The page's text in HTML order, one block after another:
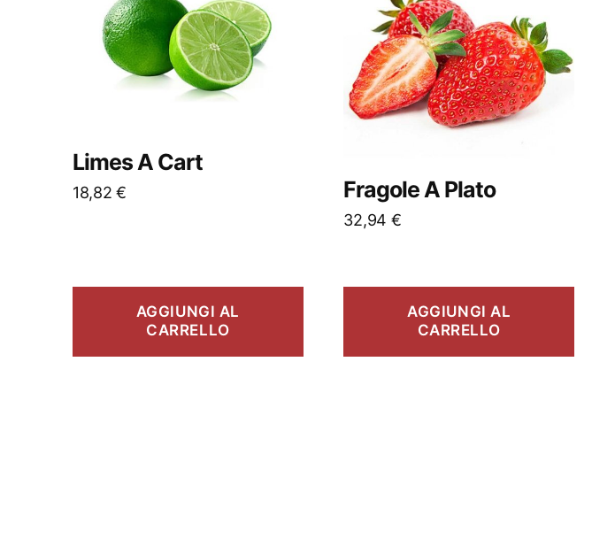
Limes A Cart
18,82€
AGGIUNGI AL
CARRELLO
Fragole A Plato
32,94 €
AGGIUNGI AL
CARRELLO